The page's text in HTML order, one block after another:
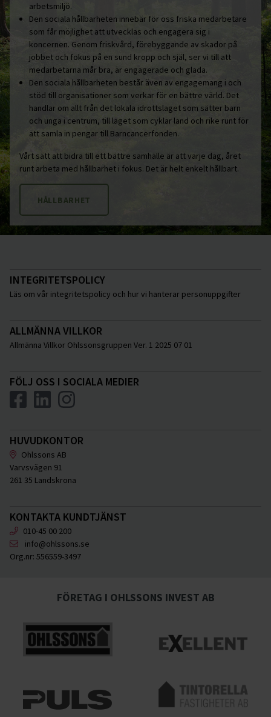
arbetsmiljö.
Den sociala hållbarheten innebär för oss friska medarbetare
som får möjlighet att utvecklas och engagera sig i
koncernen. Genom friskvård, förebyggande av skador på
jobbet och fokus på en sund kropp och själ, ser vi till att
medarbetarna mår bra, är engagerade och glada.
Den sociala hållbarheten består även av engagemang i och
stöd till organisationer som verkar för en bättre värld. Det
handlar om allt från det lokala idrottslaget som sätter barn
och unga i centrum, till laget som cyklar land och rike runt för
att samla in pengar till Barncancerfonden.
Vårt sätt att bidra till ett bättre samhälle är att varje dag, året
runt arbeta med hållbarhet i fokus. Det är helt enkelt hållbart.
HÅLLBARHET
INTEGRITETSPOLICY
Läs om vår integritetspolicy och hur vi hanterar personuppgifter
ALLMÄNNA VILLKOR
Allmänna Villkor Ohlssonsgruppen Ver. 1 2025 07 01
FÖLJ OSS I SOCIALA MEDIER
HUVUDKONTOR
Ohlssons AB
Varvsvägen 91
261 35 Landskrona
KONTAKTA KUNDTJÄNST
010-45 00 200
info@ohlssons.se
Org.nr: 556559-3497
FÖRETAG I OHLSSONS INVEST AB